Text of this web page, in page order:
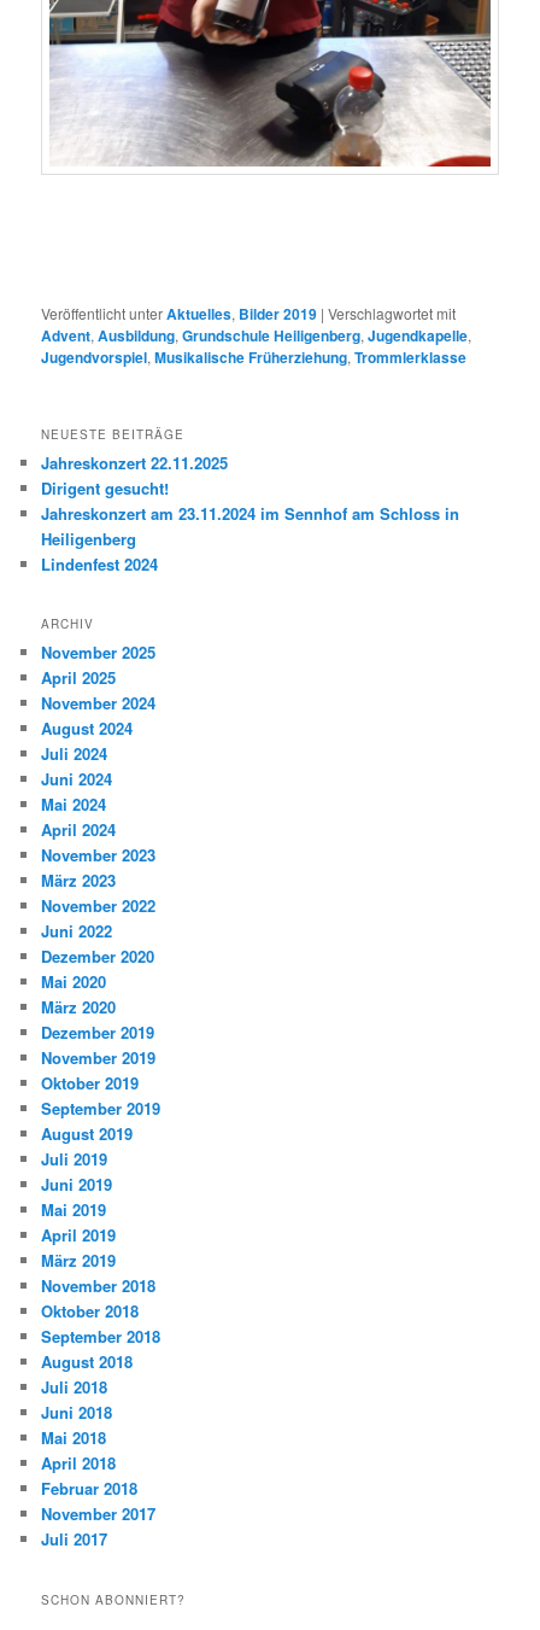
Veröffentlicht unterAktuelles, Bilder 2019 |Verschlagwortet mit
Advent,Ausbildung,Grundschule Heiligenberg,Jugendkapelle,
Jugendvorspiel,Musikalische Früherziehung,Trommlerklasse
NEUESTE BEITRÄGE
Jahreskonzert 22.11.2025
Dirigent gesucht!
Jahreskonzert am 23.11.2024 im Sennhof am Schloss in
Heiligenberg
Lindenfest 2024
ARCHIV
November 2025
April 2025
November 2024
August 2024
Juli 2024
Juni 2024
Mai 2024
April 2024
November 2023
März 2023
November 2022
Juni 2022
Dezember 2020
Mai 2020
März 2020
Dezember 2019
November 2019
Oktober 2019
September 2019
August 2019
Juli 2019
Juni 2019
Mai 2019
April 2019
März 2019
November 2018
Oktober 2018
September 2018
August 2018
Juli 2018
Juni 2018
Mai 2018
April 2018
Februar 2018
November 2017
Juli 2017
SCHON ABONNIERT?